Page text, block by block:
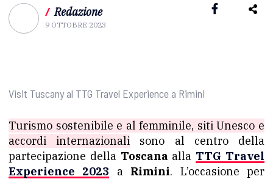
/ Redazione
9 OTTOBRE 2023
Visit Tuscany al TTG Travel Experience a Rimini
Turismo sostenibile e al femminile, siti Unesco e
accordi internazionali sono al centro della
partecipazione della Toscana alla TTG Travel
Experience 2023 a Rimini. L’occasione per